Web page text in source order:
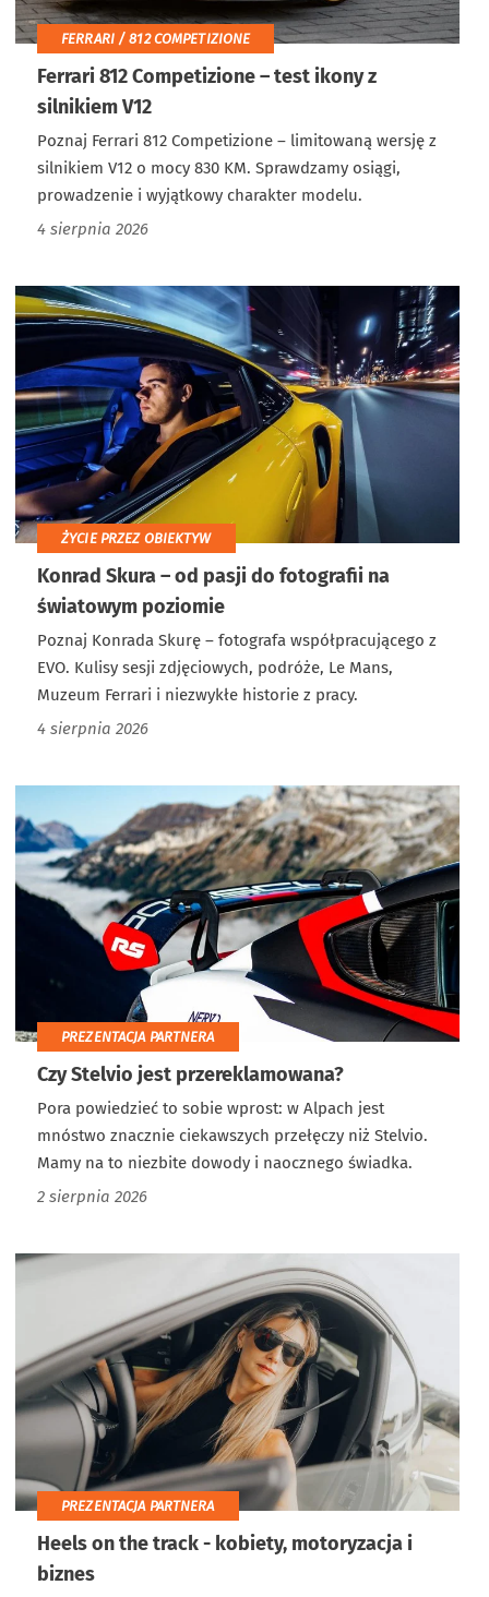
FERRARI / 812 COMPETIZIONE
Ferrari 812 Competizione – test ikony z
silnikiem V12
Poznaj Ferrari 812 Competizione – limitowaną wersję z
silnikiem V12 o mocy 830 KM. Sprawdzamy osiągi,
prowadzenie i wyjątkowy charakter modelu.
4 sierpnia 2026
ŻYCIE PRZEZ OBIEKTYW
Konrad Skura – od pasji do fotografii na
światowym poziomie
Poznaj Konrada Skurę – fotografa współpracującego z
EVO. Kulisy sesji zdjęciowych, podróże, Le Mans,
Muzeum Ferrari i niezwykłe historie z pracy.
4 sierpnia 2026
PREZENTACJA PARTNERA
Czy Stelvio jest przereklamowana?
Pora powiedzieć to sobie wprost: w Alpach jest
mnóstwo znacznie ciekawszych przełęczy niż Stelvio.
Mamy na to niezbite dowody i naocznego świadka.
2 sierpnia 2026
PREZENTACJA PARTNERA
Heels on the track - kobiety, motoryzacja i
biznes